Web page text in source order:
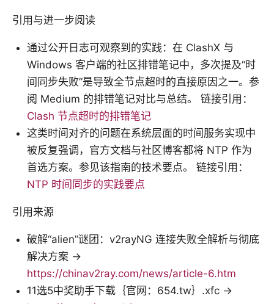
引用与进一步阅读
通过公开日志可观察到的实践：在 ClashX 与
Windows 客户端的社区排错笔记中，多次提及“时
间同步失败”是导致全节点超时的直接原因之一。参
阅 Medium 的排错笔记对比与总结。 链接引用：
Clash 节点超时的排错笔记
这类时间对齐的问题在系统层面的时间服务实现中
被反复强调，官方文档与社区博客都将 NTP 作为
首选方案。参见该指南的技术要点。 链接引用：
NTP 时间同步的实践要点
引用来源
破解“alien”谜团：v2rayNG 连接失败全解析与彻底
解决方案 →
https://chinav2ray.com/news/article-6.htm
11选5中奖助手下载｛官网：654.tw｝.xfc →